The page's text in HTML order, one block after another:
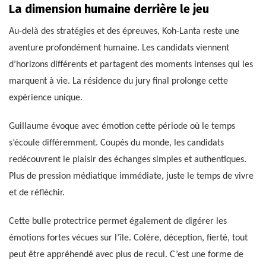
La dimension humaine derrière le jeu
Au-delà des stratégies et des épreuves, Koh-Lanta reste une
aventure profondément humaine. Les candidats viennent
d’horizons différents et partagent des moments intenses qui les
marquent à vie. La résidence du jury final prolonge cette
expérience unique.
Guillaume évoque avec émotion cette période où le temps
s’écoule différemment. Coupés du monde, les candidats
redécouvrent le plaisir des échanges simples et authentiques.
Plus de pression médiatique immédiate, juste le temps de vivre
et de réfléchir.
Cette bulle protectrice permet également de digérer les
émotions fortes vécues sur l’île. Colère, déception, fierté, tout
peut être appréhendé avec plus de recul. C’est une forme de